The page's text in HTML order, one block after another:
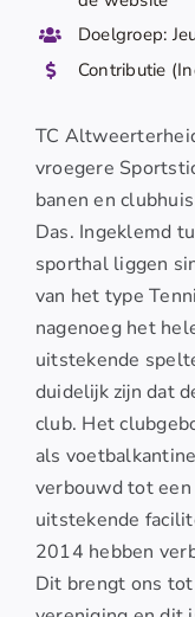
Doelgroep:
Contributie
TC
vroegere
banen en
Das. Ingeklemd
sporthal liggen
van het type
nagenoeg het
uitstekende
duidelijk zijn dat
club. Het
als
verbouwd tot
uitstekende
2014 hebben
Dit brengt ons